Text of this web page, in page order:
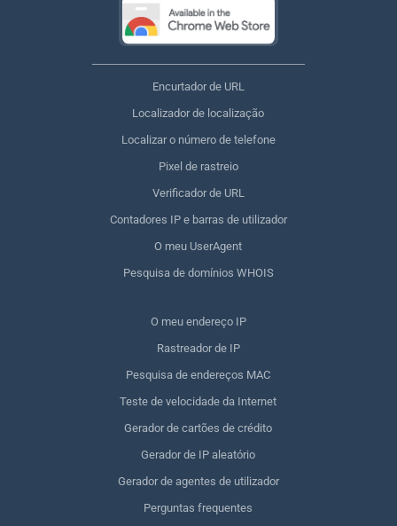
Encurtador de URL
Localizador de localização
Localizar o número de telefone
Pixel de rastreio
Verificador de URL
Contadores IP e barras de utilizador
O meu UserAgent
Pesquisa de domínios WHOIS
O meu endereço IP
Rastreador de IP
Pesquisa de endereços MAC
Teste de velocidade da Internet
Gerador de cartões de crédito
Gerador de IP aleatório
Gerador de agentes de utilizador
Perguntas frequentes